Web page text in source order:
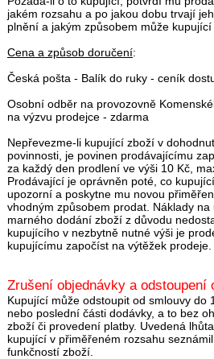
jakém rozsahu a po jakou dobu trvají
plnění a jakým způsobem může kupující
Cena a způsob doručení:
Česká pošta - Balík do ruky - ceník
Osobní odběr na provozovně
na výzvu prodejce - zdarma
Nepřevezme-li kupující zboží v
povinnosti, je povinen prodávajícímu
za každý den prodlení ve výši 10 Kč,
Prodávající je oprávněn poté, co
upozorní a poskytne mu novou
vhodným způsobem prodat. Náklady
marného dodání zboží z důvodu
kupujícího v nezbytně nutné výši je
kupujícímu započíst na výtěžek prodeje.
Zrušení objednávky a odstoupení
Kupující může odstoupit od smlouvy do
nebo poslední části dodávky, a to bez
zboží či provedení platby. Uvedená
kupující v přiměřeném rozsahu
funkčností zboží.